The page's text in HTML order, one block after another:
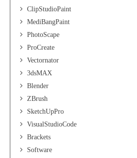
ClipStudioPaint
MediBangPaint
PhotoScape
ProCreate
Vectornator
3dsMAX
Blender
ZBrush
SketchUpPro
VisualStudioCode
Brackets
Software